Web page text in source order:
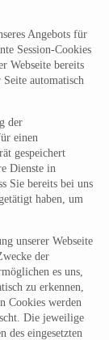
Angebots für
Session-Cookies
Webseite bereits
Seite automatisch
der
einen
gespeichert
Dienste in
Sie bereits bei uns
haben, um
unserer Webseite
der
es uns,
zu erkennen,
Cookies werden
Die jeweilige
des eingesetzten